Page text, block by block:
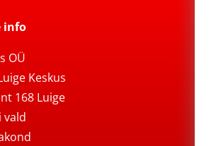
info
OÜ
Keskus
168 Luige
vald